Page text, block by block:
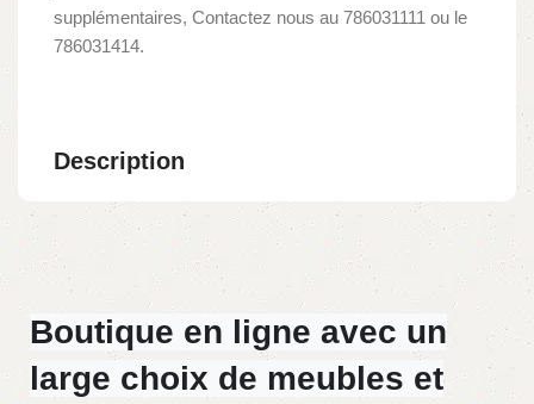
supplémentaires, Contactez nous au 786031111 ou le
786031414.
Description
Boutique en ligne avec un
large choix de meubles et